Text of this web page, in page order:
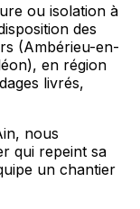
ou isolation à
des
(Ambérieu-en-
en région
livrés,
nous
qui repeint sa
un chantier